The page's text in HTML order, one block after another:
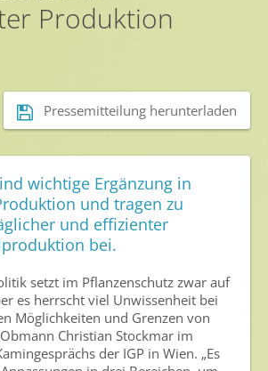
Produktion
Pressemitteilung herunterladen
wichtige Ergänzung in
und tragen zu
und effizienter
bei.
setzt im Pflanzenschutz zwar auf
es herrscht viel Unwissenheit bei
Möglichkeiten und Grenzen von
Christian Stockmar im
der IGP in Wien. „Es